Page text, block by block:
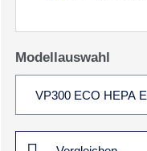
Modellauswahl